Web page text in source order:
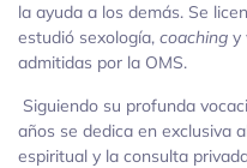
la ayuda a los demás. Se
estudió sexología, coaching y
admitidas por la OMS.
Siguiendo su profunda
años se dedica en exclusiva
espiritual y la